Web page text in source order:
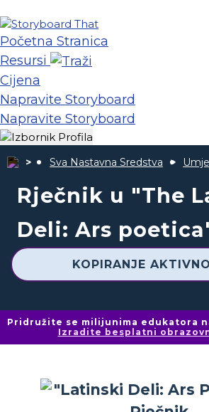
Početna Stranica
Resursi
Cijena
Napravite Storyboard
Napravite Storyboard
Sva Nastavna Sredstva
Rječnik u "The
Deli: Ars
KOPIRANJE
Pridružite se milijunima edukatora
Izradite besplatni